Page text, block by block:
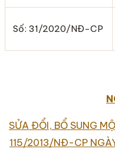
Số: 31/2020/NĐ-CP
SỬA ĐỔI, BỔ SUNG
115/2013/NĐ-CP